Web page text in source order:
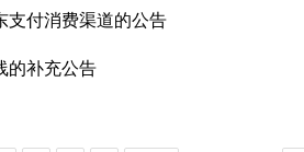
支付消费渠道的公告
的补充公告